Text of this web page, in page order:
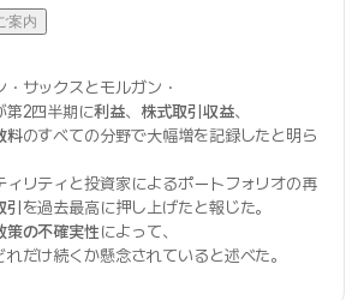
案内
・サックスとモルガン・
第2四半期に利益、 株式取引収益、
料のすべての分野で大幅増を記録したと明ら
ィリティと投資家によるポートフォリオの再
を過去最高に押し上げたと報じた。
策の不確実性によって、
れだけ続くか懸念されていると述べた。